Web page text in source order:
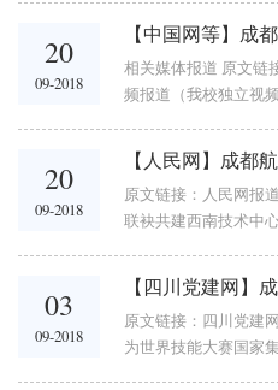
记杨建国，校长张蕴
20
09-2018
相关媒体报道 原文链接： 1.四川电视台新闻频道
频报道（我校独立视频）：智
能制造创新 校企
20
09-2018
原文链接：人民网报
联袂共建西南技术中心
心”和“成都航院—GF
03
09-2018
原文链接：四川党建
为世界技能大赛国家集训基地 近日，人社